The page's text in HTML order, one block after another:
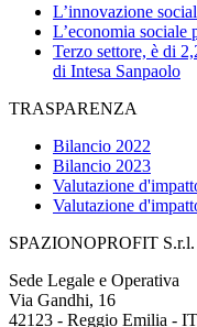
L’innovazione
L’economia
Terzo settore, è di
di Intesa Sanpaolo
TRASPARENZA
Bilancio 2022
Bilancio 2023
Valutazione
Valutazione
SPAZIONOPROFIT S.r.l.
Sede Legale e Operativa
Via Gandhi, 16
42123 - Reggio Emilia -